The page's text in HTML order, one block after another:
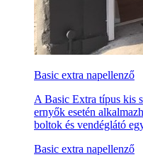
Basic extra napellenző
A Basic Extra típus kis
ernyők esetén
boltok és vendéglátó
Basic extra napellenző